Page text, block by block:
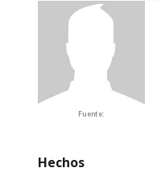
Fuente:
Hechos